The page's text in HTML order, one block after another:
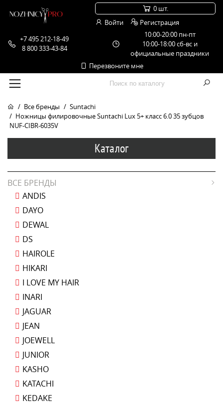
+7 495 212-18-49
8 800 333-43-84
10:00-20:00 пн-пт
10:00-18:00 сб-вс и
официальные праздники
Перезвоните мне
0 шт.
Войти
Регистрация
Все бренды
Suntachi
Ножницы филировочные Suntachi Lux 5+ класс 6.0 35 зубцов
NUF-CIBR-6035V
Каталог
ВСЕ БРЕНДЫ
ANDIS
DAYO
DEWAL
DS
HAIROLE
HIKARI
I LOVE MY HAIR
INARI
JAGUAR
JEAN
JOEWELL
JUNIOR
KASHO
KATACHI
KEDAKE